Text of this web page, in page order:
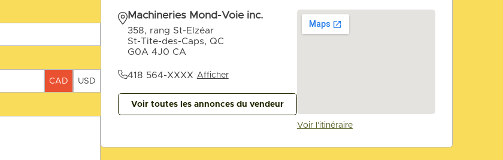
CAD USD
Machineries Mond-Voie inc.
358, rang St-Elzéar
St-Tite-des-Caps, QC
G0A 4J0 CA
418 564-XXXX Afficher
Voir toutes les annonces du vendeur
Voir l'itinéraire